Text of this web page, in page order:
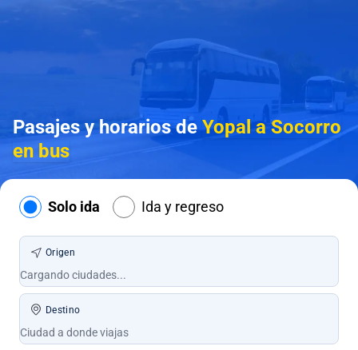
Pasajes y horarios deYopal a Socorro
en bus
Solo ida Ida y regreso
Origen
Destino